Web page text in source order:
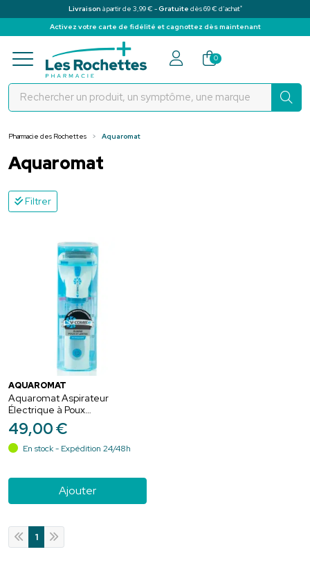
Livraison à partir de 3,99 € -Gratuite dès 69 € d’achat*
Activez votre carte de fidélité et cagnottez dès maintenant
Pharmacie des Rochettes Votre
0
Pharmacie des Rochettes Aquaromat
Aquaromat
Filtrer
AQUAROMAT
Aquaromat Aspirateur
Électrique à Poux
Rechargeable V-comb - 1
pièce - Élimine poux et lentes
49,00€
En stock - Expédition 24/48h
Ajouter
1